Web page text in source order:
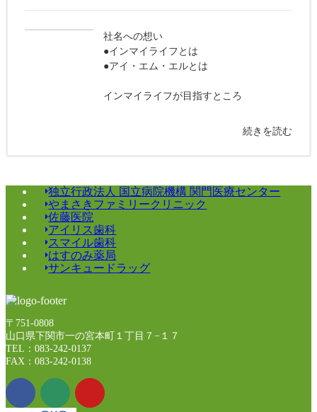
社名への想い
●インマイライフとは
●アイ・エム・エルとは
インマイライフが目指すところ
続きを読む
独立行政法人 国立病院機構 関門医療センター
やまさきファミリークリニック
佐藤医院
アイリス歯科
スマイル歯科
はすのみ薬局
サンキュードラッグ
〒751-0808
山口県下関市一の宮本町１丁目７−１７
TEL：083-242-0137
FAX：083-242-0138